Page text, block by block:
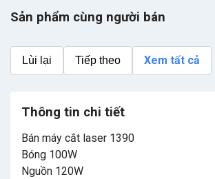
Sản phẩm cùng người bán
Lùi lại Tiếp theo Xem tất cả
Thông tin chi tiết
Bán máy cắt laser 1390
Bóng 100W
Nguồn 120W